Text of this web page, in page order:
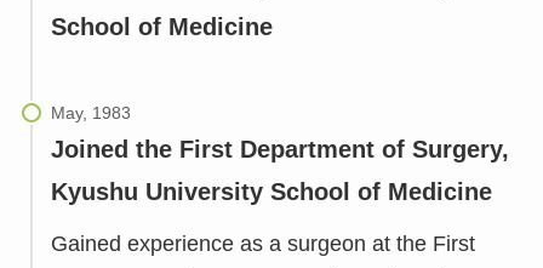
School of Medicine
Joined the First Department of Surgery,
Kyushu University School of Medicine
Gained experience as a surgeon at the First